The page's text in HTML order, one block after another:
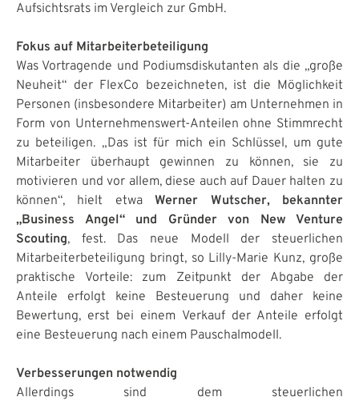
Aufsichtsrats im Vergleich zur GmbH.
Fokus auf Mitarbeiterbeteiligung
Was Vortragende und Podiumsdiskutanten als die „große
Neuheit“ der FlexCo bezeichneten, ist die Möglichkeit
Personen (insbesondere Mitarbeiter) am Unternehmen in
Form von Unternehmenswert-Anteilen ohne Stimmrecht
zu beteiligen. „Das ist für mich ein Schlüssel, um gute
Mitarbeiter überhaupt gewinnen zu können, sie zu
motivieren und vor allem, diese auch auf Dauer halten zu
können“, hielt etwaWerner Wutscher, bekannter
„Business Angel“ und Gründer von New Venture
Scouting, fest. Das neue Modell der steuerlichen
Mitarbeiterbeteiligung bringt, so Lilly-Marie Kunz, große
praktische Vorteile: zum Zeitpunkt der Abgabe der
Anteile erfolgt keine Besteuerung und daher keine
Bewertung, erst bei einem Verkauf der Anteile erfolgt
eine Besteuerung nach einem Pauschalmodell.
Verbesserungen notwendig
Allerdings sind dem steuerlichen